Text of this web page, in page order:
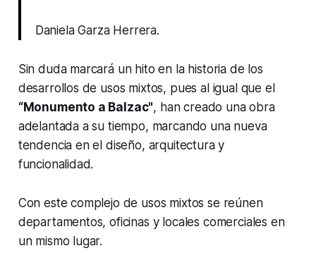
Daniela Garza Herrera.
Sin duda marcará un hito en la historia de los
desarrollos de usos mixtos, pues al igual que el
“Monumento a Balzac", han creado una obra
adelantada a su tiempo, marcando una nueva
tendencia en el diseño, arquitectura y
funcionalidad.
Con este complejo de usos mixtos se reúnen
departamentos, oficinas y locales comerciales en
un mismo lugar.